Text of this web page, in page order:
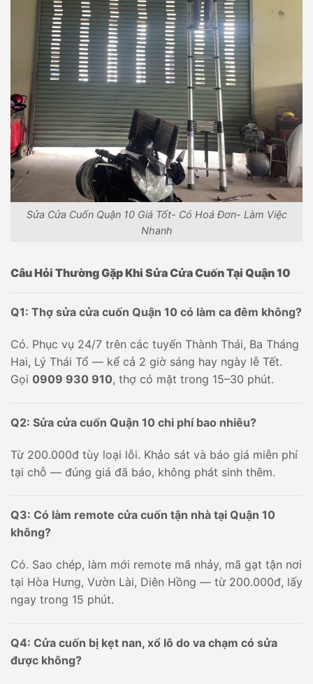
Sửa Cửa Cuốn Quận 10 Giá Tốt- Có Hoá Đơn- Làm Việc
Nhanh
Câu Hỏi Thường Gặp Khi Sửa Cửa Cuốn Tại Quận 10
Q1: Thợ sửa cửa cuốn Quận 10 có làm ca đêm không?
Có. Phục vụ 24/7 trên các tuyến Thành Thái, Ba Tháng
Hai, Lý Thái Tổ — kể cả 2 giờ sáng hay ngày lễ Tết.
Gọi 0909 930 910, thợ có mặt trong 15–30 phút.
Q2: Sửa cửa cuốn Quận 10 chi phí bao nhiêu?
Từ 200.000đ tùy loại lỗi. Khảo sát và báo giá miễn phí
tại chỗ — đúng giá đã báo, không phát sinh thêm.
Q3: Có làm remote cửa cuốn tận nhà tại Quận 10
không?
Có. Sao chép, làm mới remote mã nhảy, mã gạt tận nơi
tại Hòa Hưng, Vườn Lài, Diên Hồng — từ 200.000đ, lấy
ngay trong 15 phút.
Q4: Cửa cuốn bị kẹt nan, xổ lô do va chạm có sửa
được không?